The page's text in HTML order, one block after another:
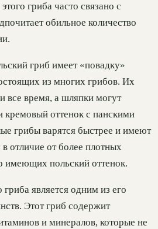
гриба часто связано с
обильное количество
гриб имеет «повадку»
из многих грибов. Их
все время, а шляпки могут
кремовый оттенок с панскими
грибы варятся быстрее и имеют
отличие от более плотных
имеющих польский оттенок.
является одним из его
Этот гриб содержит
и минералов, которые не